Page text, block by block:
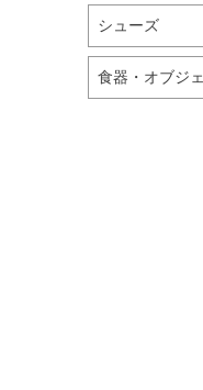
シューズ
食器・オブジェ